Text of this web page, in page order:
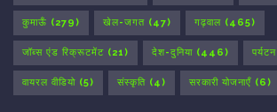
कुमाऊँ (279) खेल-जगत (47) गढ़वाल (465)
जॉब्स एंड रिक्रूटमेंट (21) देश-दुनिया (446) पर्यटन
वायरल वीडियो (5) संस्कृति (4) सरकारी योजनाएँ (6)